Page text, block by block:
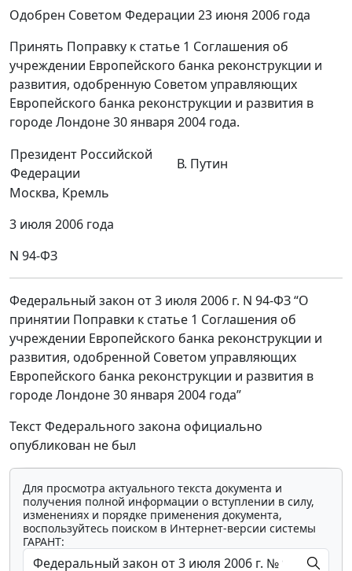
Одобрен Советом Федерации 23 июня 2006 года
Принять Поправку к статье 1 Соглашения об
учреждении Европейского банка реконструкции и
развития, одобренную Советом управляющих
Европейского банка реконструкции и развития в
городе Лондоне 30 января 2004 года.
Президент Российской
Федерации
В. Путин
Москва, Кремль
3 июля 2006 года
N 94-ФЗ
Федеральный закон от 3 июля 2006 г. N 94-ФЗ “О
принятии Поправки к статье 1 Соглашения об
учреждении Европейского банка реконструкции и
развития, одобренной Советом управляющих
Европейского банка реконструкции и развития в
городе Лондоне 30 января 2004 года”
Текст Федерального закона официально
опубликован не был
Для просмотра актуального текста документа и
получения полной информации о вступлении в силу,
изменениях и порядке применения документа,
воспользуйтесь поиском в Интернет-версии системы
ГАРАНТ: